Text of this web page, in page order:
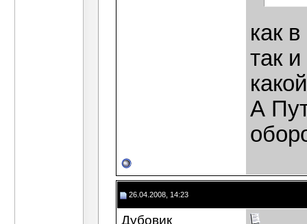
как
так
А
26.04.2008, 14:23
Дубовик